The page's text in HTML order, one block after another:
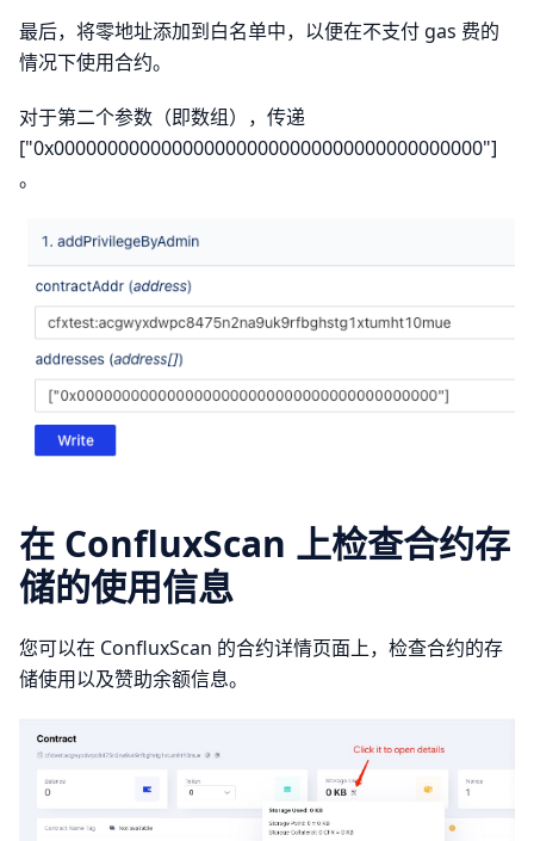
最后，将零地址添加到白名单中，以便在不支付 gas 费的
情况下使用合约。
对于第二个参数（即数组），传递
["0x0000000000000000000000000000000000000000"]
。
在 ConfluxScan 上检查合约存
储的使用信息
您可以在 ConfluxScan 的合约详情页面上，检查合约的存
储使用以及赞助余额信息。